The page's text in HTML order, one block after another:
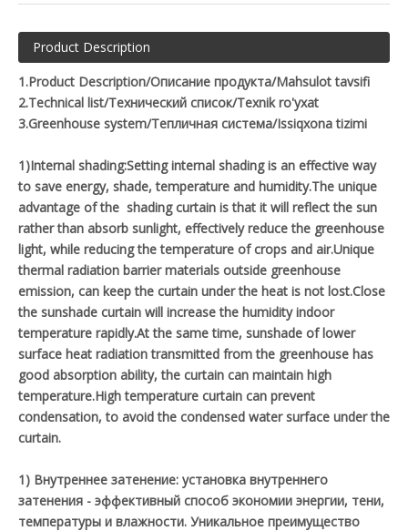
Product Description
1.Product Description/Описание продукта/Mahsulot tavsifi
2.Technical list/Технический список/Texnik ro'yxat
3.Greenhouse system/Тепличная система/Issiqxona tizimi
1)Internal shading:Setting internal shading is an effective way
to save energy, shade, temperature and humidity.The unique
advantage of the shading curtain is that it will reflect the sun
rather than absorb sunlight, effectively reduce the greenhouse
light, while reducing the temperature of crops and air.Unique
thermal radiation barrier materials outside greenhouse
emission, can keep the curtain under the heat is not lost.Close
the sunshade curtain will increase the humidity indoor
temperature rapidly.At the same time, sunshade of lower
surface heat radiation transmitted from the greenhouse has
good absorption ability, the curtain can maintain high
temperature.High temperature curtain can prevent
condensation, to avoid the condensed water surface under the
curtain.
1) Внутреннее затенение: установка внутреннего
затенения - эффективный способ экономии энергии, тени,
температуры и влажности. Уникальное преимущество